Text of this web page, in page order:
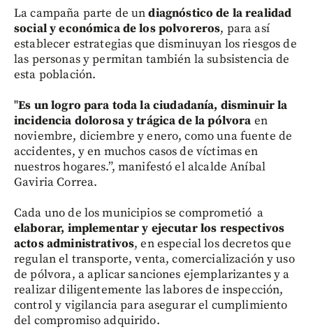
La campaña parte de undiagnóstico de la realidad
social y económica de los polvoreros, para así
establecer estrategias que disminuyan los riesgos de
las personas y permitan también la subsistencia de
esta población.
"Es un logro para toda la ciudadanía, disminuir la
incidencia dolorosa y trágica de la pólvora en
noviembre, diciembre y enero, como una fuente de
accidentes, y en muchos casos de víctimas en
nuestros hogares.”, manifestó el alcalde Aníbal
Gaviria Correa.
Cada uno de los municipios se comprometió a
elaborar, implementar y ejecutar los respectivos
actos administrativos, en especial los decretos que
regulan el transporte, venta, comercialización y uso
de pólvora, a aplicar sanciones ejemplarizantes y a
realizar diligentemente las labores de inspección,
control y vigilancia para asegurar el cumplimiento
del compromiso adquirido.